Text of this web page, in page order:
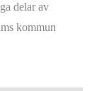
delar av
kommun